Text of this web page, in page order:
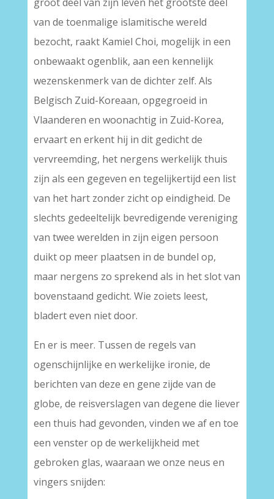
van de toenmalige islamitische wereld
bezocht, raakt Kamiel Choi, mogelijk in een
onbewaakt ogenblik, aan een kennelijk
wezenskenmerk van de dichter zelf. Als
Belgisch Zuid-Koreaan, opgegroeid in
Vlaanderen en woonachtig in Zuid-Korea,
ervaart en erkent hij in dit gedicht de
vervreemding, het nergens werkelijk thuis
zijn als een gegeven en tegelijkertijd een list
van het hart zonder zicht op eindigheid. De
slechts gedeeltelijk bevredigende vereniging
van twee werelden in zijn eigen persoon
duikt op meer plaatsen in de bundel op,
maar nergens zo sprekend als in het slot van
bovenstaand gedicht. Wie zoiets leest,
bladert even niet door.
En er is meer. Tussen de regels van
ogenschijnlijke en werkelijke ironie, de
berichten van deze en gene zijde van de
globe, de reisverslagen van degene die liever
een thuis had gevonden, vinden we af en toe
een venster op de werkelijkheid met
gebroken glas, waaraan we onze neus en
vingers snijden: